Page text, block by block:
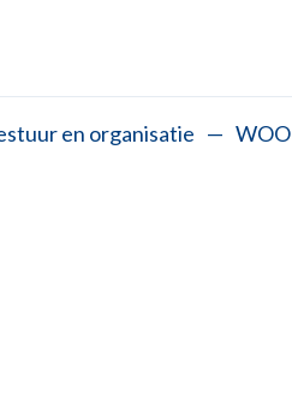
en organisatie — WOO